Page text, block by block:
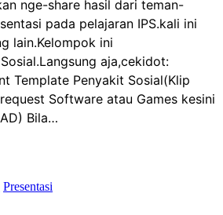
nge-share hasil dari teman-
pada pelajaran IPS.kali ini
lain.Kelompok ini
aja,cekidot:
Template Penyakit Sosial(Klip
Software atau Games kesini
Bila…
Presentasi